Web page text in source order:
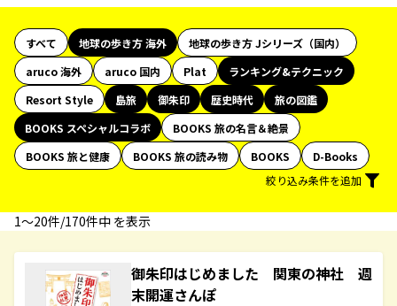
すべて 地球の歩き方 海外
地球の歩き方 Jシリーズ（国内）
aruco 海外
aruco 国内 Plat
ランキング&テクニック
Resort Style
島旅 御朱印 歴史時代
旅の図鑑
BOOKS スペシャルコラボ
BOOKS 旅の名言＆絶景
BOOKS 旅と健康
BOOKS 旅の読み物 BOOKS
D-Books
絞り込み条件を追加
1〜20件/170件中 を表示
御朱印はじめました 関東の神社 週
末開運さんぽ